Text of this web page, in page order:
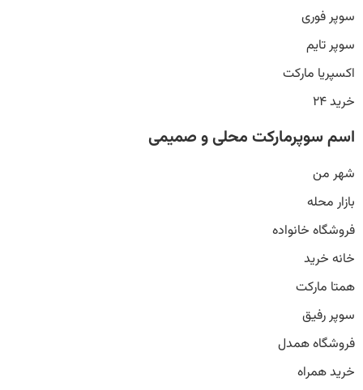
سوپر فوری
سوپر تایم
اکسپریا مارکت
خرید ۲۴
اسم سوپرمارکت محلی و صمیمی
شهر من
بازار محله
فروشگاه خانواده
خانه خرید
همتا مارکت
سوپر رفیق
فروشگاه همدل
خرید همراه